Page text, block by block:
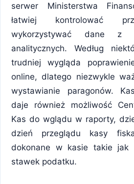
serwer Ministerstwa
łatwiej kontrolować
wykorzystywać dane
analitycznych. Według
trudniej wygląda
online, dlatego niezwykle
wystawianie paragonów.
daje również możliwość
Kas do wglądu w raporty,
dzień przeglądu kasy
dokonane w kasie takie jak
stawek podatku.